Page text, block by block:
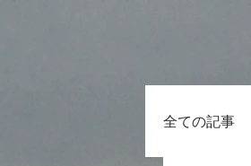
全ての記事